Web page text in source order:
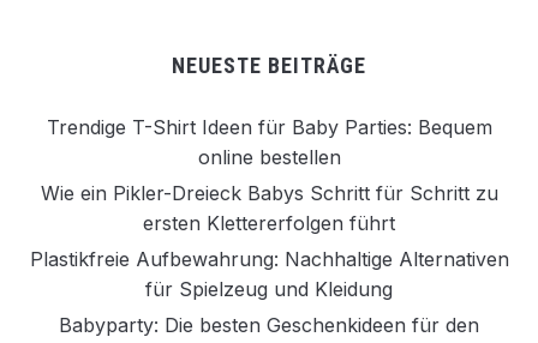
NEUESTE BEITRÄGE
Trendige T-Shirt Ideen für Baby Parties: Bequem
online bestellen
Wie ein Pikler-Dreieck Babys Schritt für Schritt zu
ersten Klettererfolgen führt
Plastikfreie Aufbewahrung: Nachhaltige Alternativen
für Spielzeug und Kleidung
Babyparty: Die besten Geschenkideen für den